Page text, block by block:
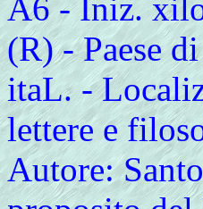
A6 - Iniz.
(R) - Paese
itaL. -
lettere e
Autore: